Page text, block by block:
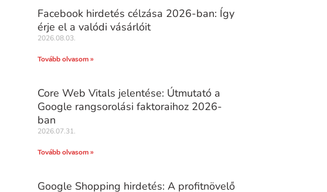
Facebook hirdetés célzása 2026-ban: Így
érje el a valódi vásárlóit
2026.08.03.
Tovább olvasom »
Core Web Vitals jelentése: Útmutató a
Google rangsorolási faktoraihoz 2026-
ban
2026.07.31.
Tovább olvasom »
Google Shopping hirdetés: A profitnövelő